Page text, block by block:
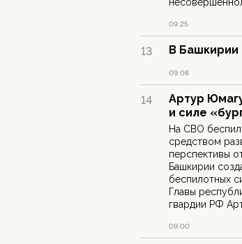
09:25
13 В Башкирии
09:08
14
Артур
и силе
На СВО
средством
перспективы
Башкирии
беспилотных
Главы
гвардии РФ
09:00